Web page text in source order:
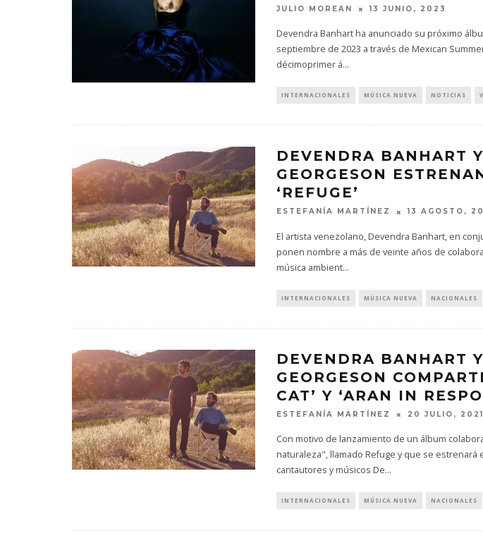
JULIO MOREAN 13 JUNIO, 2023
Devendra Banhart ha anunciado su próximo
septiembre de 2023 a través de Mexican
décimoprimer á...
INTERNACIONALES MÚSICA NUEVA NOTICIAS
DEVENDRA BANHART
GEORGESON
‘REFUGE’
ESTEFANÍA MARTÍNEZ 13 AGOSTO,
El artista venezolano, Devendra Banhart, en
ponen nombre a más de veinte años de
música ambient...
INTERNACIONALES MÚSICA NUEVA NACIONALES
DEVENDRA BANHART
GEORGESON
CAT’ Y ‘ARAN IN
ESTEFANÍA MARTÍNEZ 20 JULIO, 2021
Con motivo de lanzamiento de un álbum
naturaleza", llamado Refuge y que se estrenará
cantautores y músicos De...
INTERNACIONALES MÚSICA NUEVA NACIONALES